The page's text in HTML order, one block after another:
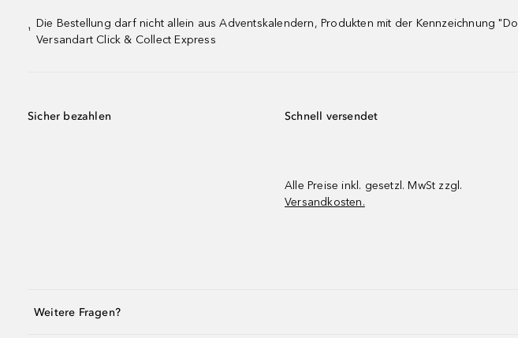
¹
Die Bestellung darf nicht allein aus Adventskalendern, Produkten mit der Kennzeichnung
Versandart Click & Collect Express
Sicher bezahlen Schnell versendet
Alle Preise inkl. gesetzl. MwSt zzgl.
Versandkosten.
Weitere Fragen?